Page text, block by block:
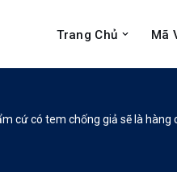
Trang Chủ Mã
cứ có tem chống giả sẽ là hàng